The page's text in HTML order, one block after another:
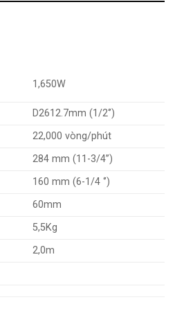
1,650W
D2612.7mm (1/2‘’)
22,000 vòng/phút
284 mm (11-3/4’’)
160 mm (6-1/4 ‘’)
60mm
5,5Kg
2,0m